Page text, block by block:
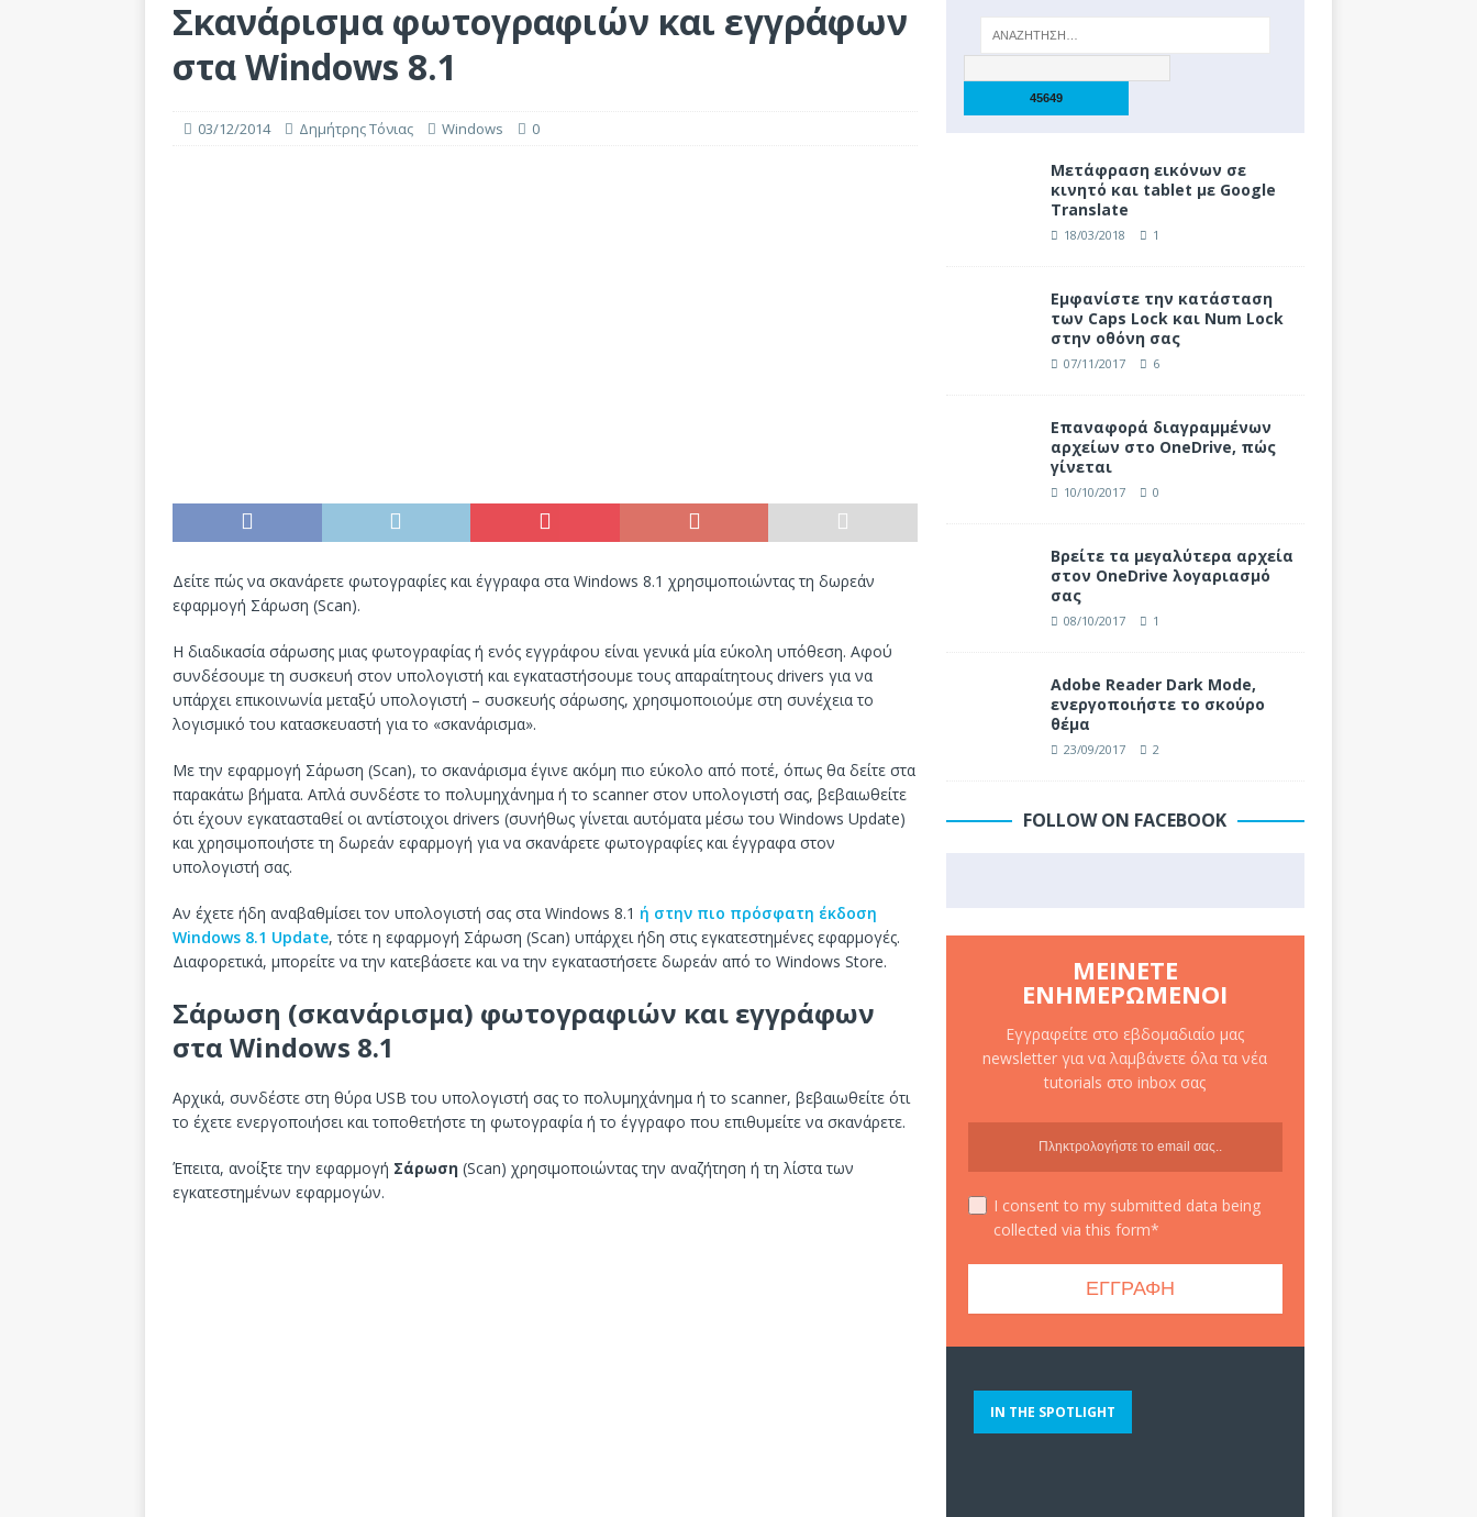
Σκανάρισμα φωτογραφιών και εγγράφων
στα Windows 8.1
03/12/2014 Δημήτρης Τόνιας Windows 0
Δείτε πώς να σκανάρετε φωτογραφίες και έγγραφα στα Windows 8.1 χρησιμοποιώντας τη δωρεάν
εφαρμογή Σάρωση (Scan).
Η διαδικασία σάρωσης μιας φωτογραφίας ή ενός εγγράφου είναι γενικά μία εύκολη υπόθεση. Αφού
συνδέσουμε τη συσκευή στον υπολογιστή και εγκαταστήσουμε τους απαραίτητους drivers για να
υπάρχει επικοινωνία μεταξύ υπολογιστή – συσκευής σάρωσης, χρησιμοποιούμε στη συνέχεια το
λογισμικό του κατασκευαστή για το «σκανάρισμα».
Με την εφαρμογή Σάρωση (Scan), το σκανάρισμα έγινε ακόμη πιο εύκολο από ποτέ, όπως θα δείτε στα
παρακάτω βήματα. Απλά συνδέστε το πολυμηχάνημα ή το scanner στον υπολογιστή σας, βεβαιωθείτε
ότι έχουν εγκατασταθεί οι αντίστοιχοι drivers (συνήθως γίνεται αυτόματα μέσω του Windows Update)
και χρησιμοποιήστε τη δωρεάν εφαρμογή για να σκανάρετε φωτογραφίες και έγγραφα στον
υπολογιστή σας.
Αν έχετε ήδη αναβαθμίσει τον υπολογιστή σας στα Windows 8.1 ή στην πιο πρόσφατη έκδοση
Windows 8.1 Update, τότε η εφαρμογή Σάρωση (Scan) υπάρχει ήδη στις εγκατεστημένες εφαρμογές.
Διαφορετικά, μπορείτε να την κατεβάσετε και να την εγκαταστήσετε δωρεάν από το Windows Store.
Σάρωση (σκανάρισμα) φωτογραφιών και εγγράφων
στα Windows 8.1
Αρχικά, συνδέστε στη θύρα USB του υπολογιστή σας το πολυμηχάνημα ή το scanner, βεβαιωθείτε ότι
το έχετε ενεργοποιήσει και τοποθετήστε τη φωτογραφία ή το έγγραφο που επιθυμείτε να σκανάρετε.
Έπειτα, ανοίξτε την εφαρμογή Σάρωση (Scan) χρησιμοποιώντας την αναζήτηση ή τη λίστα των
εγκατεστημένων εφαρμογών.
Μετάφραση εικόνων σε
κινητό και tablet με Google
Translate
18/03/2018 1
Eμφανίστε την κατάσταση
των Caps Lock και Num Lock
στην οθόνη σας
07/11/2017 6
Επαναφορά διαγραμμένων
αρχείων στο OneDrive, πώς
γίνεται
10/10/2017 0
Βρείτε τα μεγαλύτερα αρχεία
στον OneDrive λογαριασμό
σας
08/10/2017 1
Adobe Reader Dark Mode,
ενεργοποιήστε το σκούρο
θέμα
23/09/2017 2
FOLLOW ON FACEBOOK
ΜΕΊΝΕΤΕ
ΕΝΗΜΕΡΩΜΈΝΟΙ
Εγγραφείτε στο εβδομαδιαίο μας
newsletter για να λαμβάνετε όλα τα νέα
tutorials στο inbox σας
I consent to my submitted data being
collected via this form*
IN THE SPOTLIGHT